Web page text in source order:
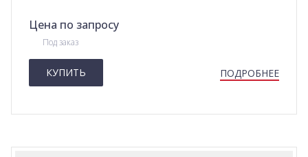
Цена по запросу
Под заказ
КУПИТЬ ПОДРОБНЕЕ